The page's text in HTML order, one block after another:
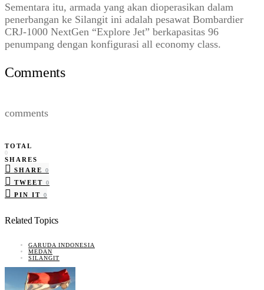
Sementara itu, armada yang akan dioperasikan dalam
penerbangan ke Silangit ini adalah pesawat Bombardier
CRJ-1000 NextGen “Explore Jet” berkapasitas 96
penumpang dengan konfigurasi all economy class.
Comments
comments
TOTAL
0
SHARES
SHARE
0
TWEET 0
PIN IT 0
Related Topics
GARUDA INDONESIA
MEDAN
SILANGIT